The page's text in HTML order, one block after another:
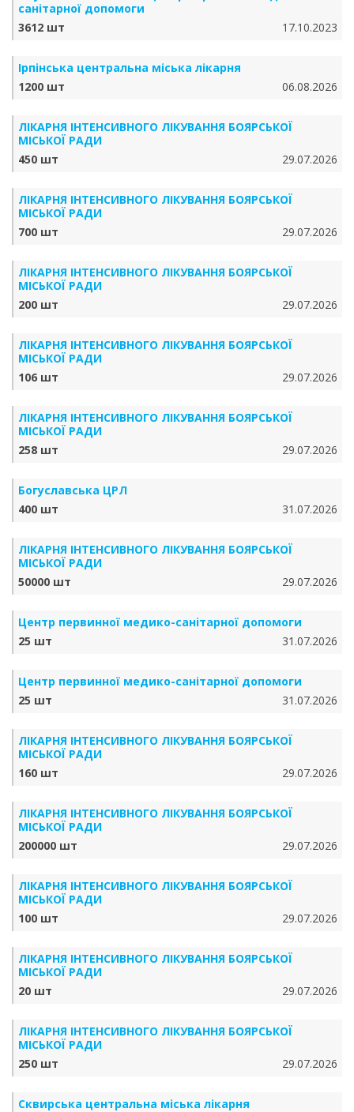
санітарної допомоги
3612 шт
17.10.2023
Ірпінська центральна міська лікарня
1200 шт
06.08.2026
ЛІКАРНЯ ІНТЕНСИВНОГО ЛІКУВАННЯ БОЯРСЬКОЇ
МІСЬКОЇ РАДИ
450 шт
29.07.2026
ЛІКАРНЯ ІНТЕНСИВНОГО ЛІКУВАННЯ БОЯРСЬКОЇ
МІСЬКОЇ РАДИ
700 шт
29.07.2026
ЛІКАРНЯ ІНТЕНСИВНОГО ЛІКУВАННЯ БОЯРСЬКОЇ
МІСЬКОЇ РАДИ
200 шт
29.07.2026
ЛІКАРНЯ ІНТЕНСИВНОГО ЛІКУВАННЯ БОЯРСЬКОЇ
МІСЬКОЇ РАДИ
106 шт
29.07.2026
ЛІКАРНЯ ІНТЕНСИВНОГО ЛІКУВАННЯ БОЯРСЬКОЇ
МІСЬКОЇ РАДИ
258 шт
29.07.2026
Богуславська ЦРЛ
400 шт
31.07.2026
ЛІКАРНЯ ІНТЕНСИВНОГО ЛІКУВАННЯ БОЯРСЬКОЇ
МІСЬКОЇ РАДИ
50000 шт
29.07.2026
Центр первинної медико-санітарної допомоги
25 шт
31.07.2026
Центр первинної медико-санітарної допомоги
25 шт
31.07.2026
ЛІКАРНЯ ІНТЕНСИВНОГО ЛІКУВАННЯ БОЯРСЬКОЇ
МІСЬКОЇ РАДИ
160 шт
29.07.2026
ЛІКАРНЯ ІНТЕНСИВНОГО ЛІКУВАННЯ БОЯРСЬКОЇ
МІСЬКОЇ РАДИ
200000 шт
29.07.2026
ЛІКАРНЯ ІНТЕНСИВНОГО ЛІКУВАННЯ БОЯРСЬКОЇ
МІСЬКОЇ РАДИ
100 шт
29.07.2026
ЛІКАРНЯ ІНТЕНСИВНОГО ЛІКУВАННЯ БОЯРСЬКОЇ
МІСЬКОЇ РАДИ
20 шт
29.07.2026
ЛІКАРНЯ ІНТЕНСИВНОГО ЛІКУВАННЯ БОЯРСЬКОЇ
МІСЬКОЇ РАДИ
250 шт
29.07.2026
Сквирська центральна міська лікарня